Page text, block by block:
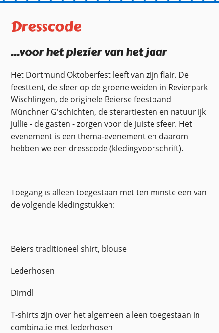
Dresscode
...voor het plezier van het jaar
Het Dortmund Oktoberfest leeft van zijn flair. De
feesttent, de sfeer op de groene weiden in Revierpark
Wischlingen, de originele Beierse feestband
Münchner G'schichten, de sterartiesten en natuurlijk
jullie - de gasten - zorgen voor de juiste sfeer. Het
evenement is een thema-evenement en daarom
hebben we een dresscode (kledingvoorschrift).
Toegang is alleen toegestaan met ten minste een van
de volgende kledingstukken:
Beiers traditioneel shirt, blouse
Lederhosen
Dirndl
T-shirts zijn over het algemeen alleen toegestaan in
combinatie met lederhosen